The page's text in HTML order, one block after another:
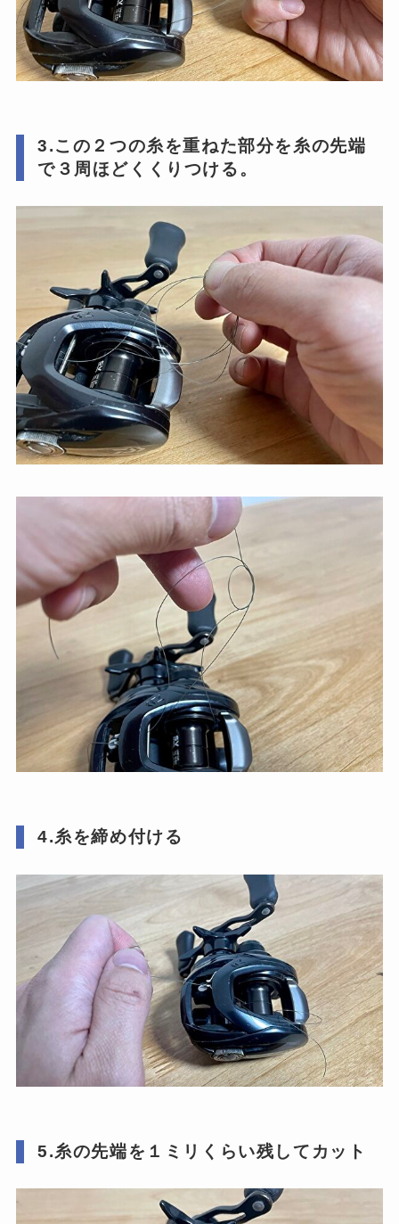
3.この２つの糸を重ねた部分を糸の先端
で３周ほどくくりつける。
4.糸を締め付ける
5.糸の先端を１ミリくらい残してカット